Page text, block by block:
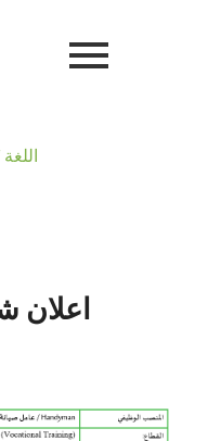
Language/ اللغة
اعلان